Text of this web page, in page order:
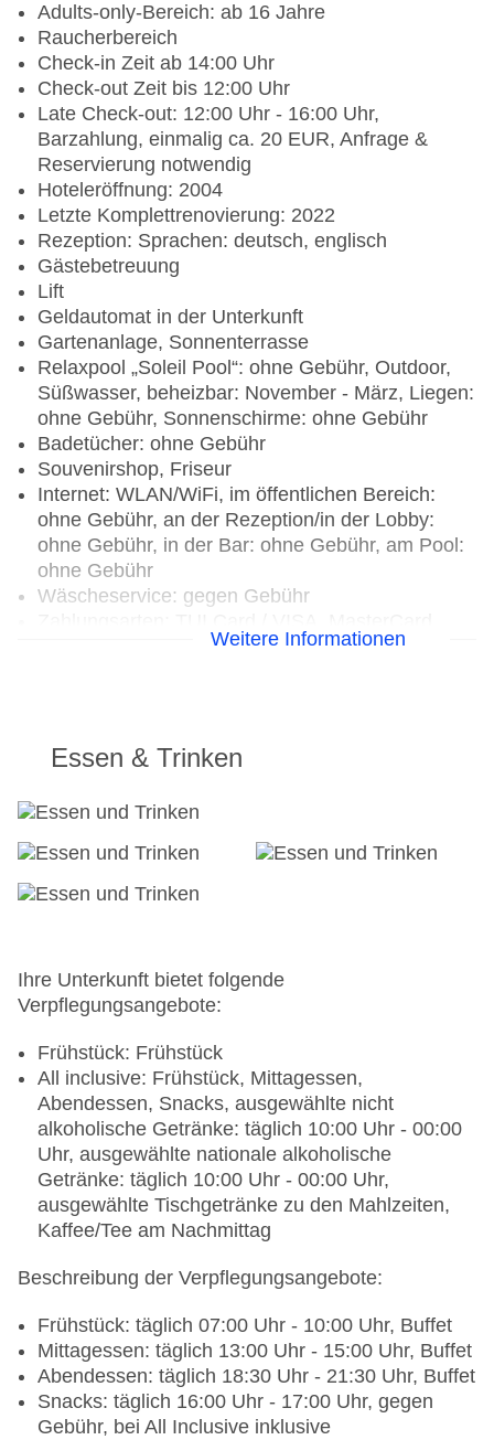
Adults-only-Bereich: ab 16 Jahre
Raucherbereich
Check-in Zeit ab 14:00 Uhr
Check-out Zeit bis 12:00 Uhr
Late Check-out: 12:00 Uhr - 16:00 Uhr,
Barzahlung, einmalig ca. 20 EUR, Anfrage &
Reservierung notwendig
Hoteleröffnung: 2004
Letzte Komplettrenovierung: 2022
Rezeption: Sprachen: deutsch, englisch
Gästebetreuung
Lift
Geldautomat in der Unterkunft
Gartenanlage, Sonnenterrasse
Relaxpool „Soleil Pool“: ohne Gebühr, Outdoor,
Süßwasser, beheizbar: November - März, Liegen:
ohne Gebühr, Sonnenschirme: ohne Gebühr
Badetücher: ohne Gebühr
Souvenirshop, Friseur
Internet: WLAN/WiFi, im öffentlichen Bereich:
ohne Gebühr, an der Rezeption/in der Lobby:
ohne Gebühr, in der Bar: ohne Gebühr, am Pool:
ohne Gebühr
Wäscheservice: gegen Gebühr
Businesscenter: gegen Gebühr, Barzahlung
Tagungseinrichtungen: Konferenzräume: 1
Gebäudeanzahl: 2, Etagen: 4, Zimmer: 162
Landeskategorie: 4 Sterne
Weitere Informationen
Essen & Trinken
Ihre Unterkunft bietet folgende
Verpflegungsangebote:
Frühstück: Frühstück
All inclusive: Frühstück, Mittagessen,
Abendessen, Snacks, ausgewählte nicht
alkoholische Getränke: täglich 10:00 Uhr - 00:00
Uhr, ausgewählte nationale alkoholische
Getränke: täglich 10:00 Uhr - 00:00 Uhr,
ausgewählte Tischgetränke zu den Mahlzeiten,
Kaffee/Tee am Nachmittag
Beschreibung der Verpflegungsangebote:
Frühstück: täglich 07:00 Uhr - 10:00 Uhr, Buffet
Mittagessen: täglich 13:00 Uhr - 15:00 Uhr, Buffet
Abendessen: täglich 18:30 Uhr - 21:30 Uhr, Buffet
Snacks: täglich 16:00 Uhr - 17:00 Uhr, gegen
Gebühr, bei All Inclusive inklusive